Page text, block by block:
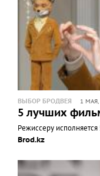
ВЫБОР БРОДВЕЯ 1 МАЯ,
5 лучших
Режиссеру исполняется
Brod.kz